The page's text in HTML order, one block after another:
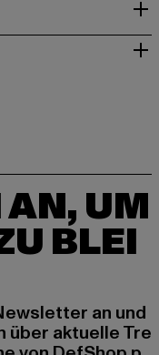
UM
BLEI
an und
aktuelle Tre